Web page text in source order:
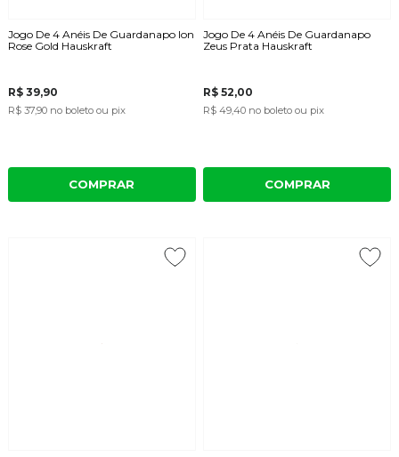
Jogo De 4 Anéis De Guardanapo Ion
Rose Gold Hauskraft
R$ 39,90
R$ 37,90 no boleto ou pix
COMPRAR
Jogo De 4 Anéis De Guardanapo
Zeus Prata Hauskraft
R$ 52,00
R$ 49,40 no boleto ou pix
COMPRAR